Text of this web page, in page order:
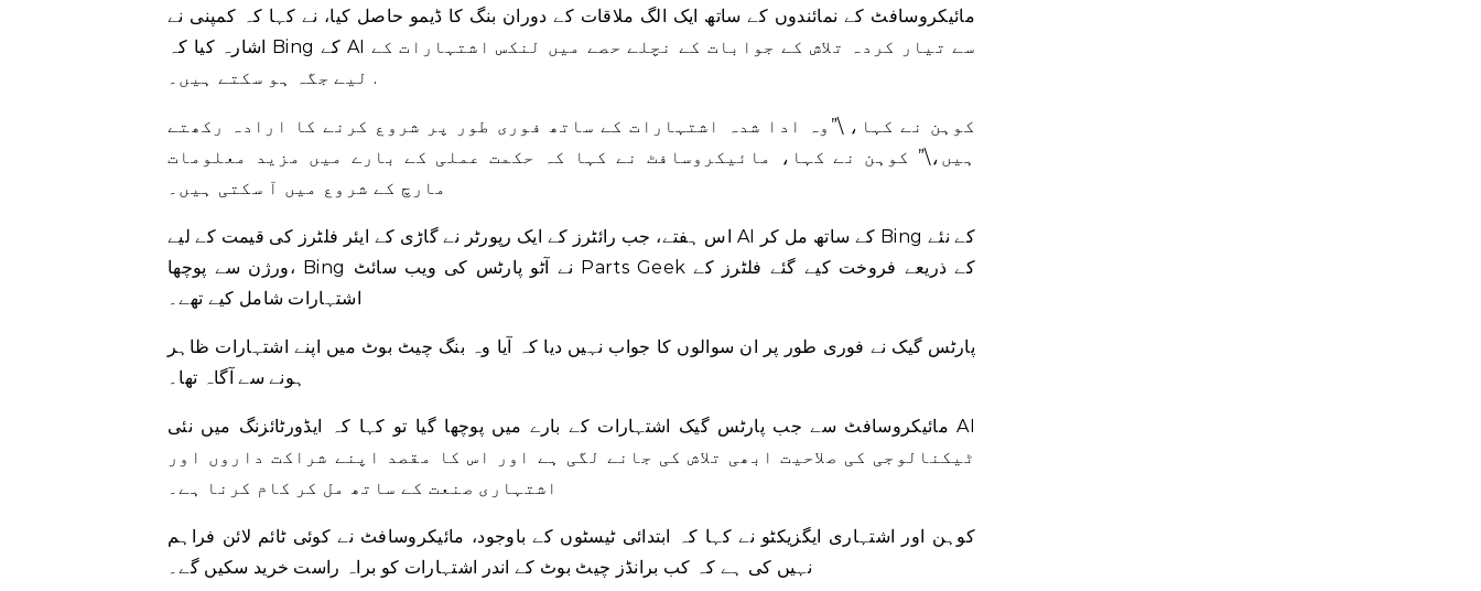
مائیکروسافٹ کے نمائندوں کے ساتھ ایک الگ ملاقات کے دوران بنگ کا ڈیمو حاصل کیا، نے کہا کہ کمپنی نے
اشارہ کیا کہ Bing کے AI سے تیار کردہ تلاش کے جوابات کے نچلے حصے میں لنکس اشتہارات کے
لیے جگہ ہو سکتے ہیں۔ .
کوہن نے کہا، \”وہ ادا شدہ اشتہارات کے ساتھ فوری طور پر شروع کرنے کا ارادہ رکھتے
ہیں،\” کوہن نے کہا، مائیکروسافٹ نے کہا کہ حکمت عملی کے بارے میں مزید معلومات
مارچ کے شروع میں آ سکتی ہیں۔
اس ہفتے، جب رائٹرز کے ایک رپورٹر نے گاڑی کے ایئر فلٹرز کی قیمت کے لیے AI کے ساتھ مل کر Bing کے نئے
ورژن سے پوچھا، Bing نے آٹو پارٹس کی ویب سائٹ Parts Geek کے ذریعے فروخت کیے گئے فلٹرز کے
اشتہارات شامل کیے تھے۔
پارٹس گیک نے فوری طور پر ان سوالوں کا جواب نہیں دیا کہ آیا وہ بنگ چیٹ بوٹ میں اپنے اشتہارات ظاہر
ہونے سے آگاہ تھا۔
مائیکروسافٹ سے جب پارٹس گیک اشتہارات کے بارے میں پوچھا گیا تو کہا کہ ایڈورٹائزنگ میں نئی ​​AI
ٹیکنالوجی کی صلاحیت ابھی تلاش کی جانے لگی ہے اور اس کا مقصد اپنے شراکت داروں اور
اشتہاری صنعت کے ساتھ مل کر کام کرنا ہے۔
کوہن اور اشتہاری ایگزیکٹو نے کہا کہ ابتدائی ٹیسٹوں کے باوجود، مائیکروسافٹ نے کوئی ٹائم لائن فراہم
نہیں کی ہے کہ کب برانڈز چیٹ بوٹ کے اندر اشتہارات کو براہ راست خرید سکیں گے۔